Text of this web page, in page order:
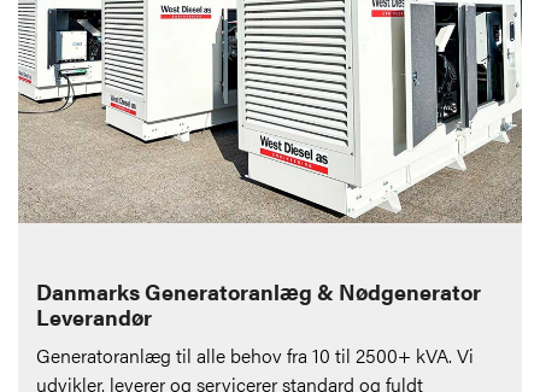
Danmarks Generatoranlæg & Nødgenerator
Leverandør
Generatoranlæg til alle behov fra 10 til 2500+ kVA. Vi
udvikler, leverer og servicerer standard og fuldt